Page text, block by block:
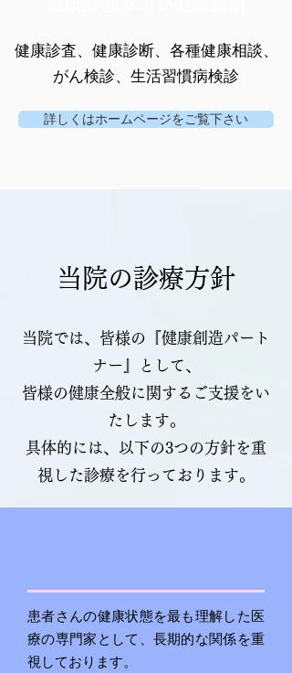
健康診査、健康診断、各種健康相談、
がん検診、生活習慣病検診
詳しくはホームページをご覧下さい
当院の診療方針
当院では、皆様の『健康創造パート
ナー』として、
皆様の健康全般に関するご支援をい
たします。
具体的には、以下の3つの方針を重
視した診療を行っております。
患者さんの健康状態を最も理解した医
療の専門家として、長期的な関係を重
視しております。